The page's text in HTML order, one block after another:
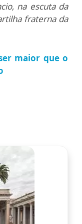
na escuta da
fraterna da
maior que o